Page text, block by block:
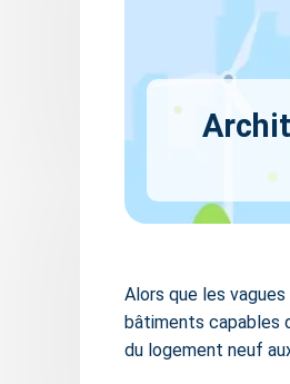
Alors que les
bâtiments capables
du logement neuf